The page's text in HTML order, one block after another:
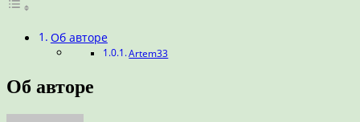
Об авторе
Artem33
Об авторе